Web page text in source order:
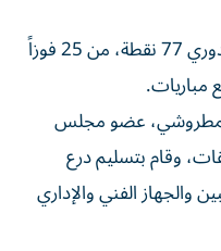
وجمع فريق مودرن سبورت بطل الدوري 77 نقطة، من 25 فوزاً
مباريات.
عضو مجلس
وقام بتسليم درع
والجهاز الفني والإداري